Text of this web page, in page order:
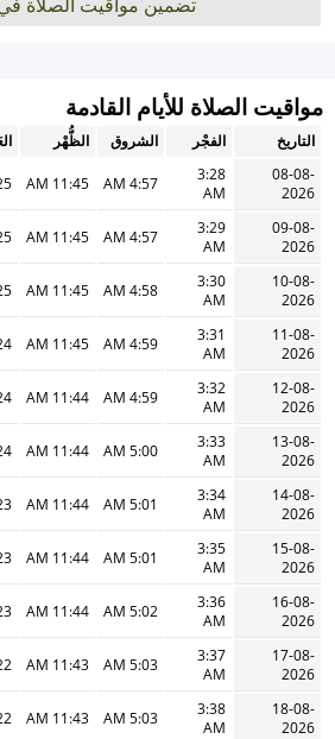
مواقيت الصلاة للأيام القادمة
التاريخ الفجْر الشروق الظُّهْر
08-08-
2026
3:28
AM
4:57 AM
11:45 AM
09-08-
2026
3:29
AM
4:57 AM
11:45 AM
10-08-
2026
3:30
AM
4:58 AM
11:45 AM
11-08-
2026
3:31
AM
4:59 AM
11:45 AM
12-08-
2026
3:32
AM
4:59 AM
11:44 AM
13-08-
2026
3:33
AM
5:00 AM
11:44 AM
14-08-
2026
3:34
AM
5:01 AM
11:44 AM
15-08-
2026
3:35
AM
5:01 AM
11:44 AM
16-08-
2026
3:36
AM
5:02 AM
11:44 AM
17-08-
2026
3:37
AM
5:03 AM
11:43 AM
18-08-
2026
3:38
AM
5:03 AM
11:43 AM